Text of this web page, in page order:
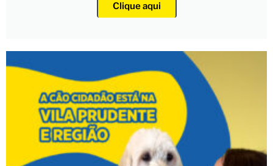
Clique aqui